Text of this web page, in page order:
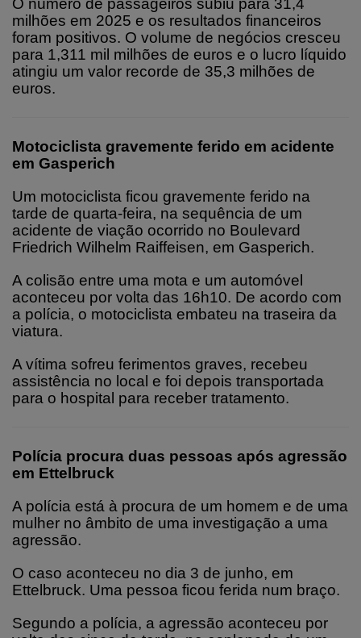
O número de passageiros subiu para 31,4
milhões em 2025 e os resultados financeiros
foram positivos. O volume de negócios cresceu
para 1,311 mil milhões de euros e o lucro líquido
atingiu um valor recorde de 35,3 milhões de
euros.
Motociclista gravemente ferido em acidente
em Gasperich
Um motociclista ficou gravemente ferido na
tarde de quarta-feira, na sequência de um
acidente de viação ocorrido no Boulevard
Friedrich Wilhelm Raiffeisen, em Gasperich.
A colisão entre uma mota e um automóvel
aconteceu por volta das 16h10. De acordo com
a polícia, o motociclista embateu na traseira da
viatura.
A vítima sofreu ferimentos graves, recebeu
assistência no local e foi depois transportada
para o hospital para receber tratamento.
Polícia procura duas pessoas após agressão
em Ettelbruck
A polícia está à procura de um homem e de uma
mulher no âmbito de uma investigação a uma
agressão.
O caso aconteceu no dia 3 de junho, em
Ettelbruck. Uma pessoa ficou ferida num braço.
Segundo a polícia, a agressão aconteceu por